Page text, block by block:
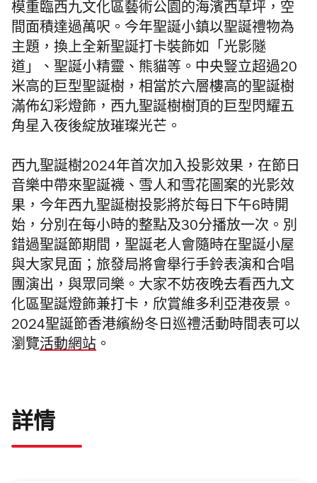
模重臨西九文化區藝術公園的海濱西草坪，空
間面積達過萬呎。今年聖誕小鎮以聖誕禮物為
主題， 換上全新聖誕打卡裝飾如「光影隧
道」、聖誕小精靈、熊貓等。 中央豎立超過20
米高的巨型聖誕樹，相當於六層樓高的聖誕樹
滿佈幻彩燈飾，西九聖誕樹樹頂的巨型閃耀五
角星入夜後綻放璀璨光芒。
西九聖誕樹2024年首次加入投影效果，在節日
音樂中帶來聖誕襪、雪人和雪花圖案的光影效
果，今年西九聖誕樹投影將於每日下午6時開
始，分別在每小時的整點及30分播放一次。別
錯過聖誕節期間，聖誕老人會隨時在聖誕小屋
與大家見面；旅發局將會舉行手鈴表演和合唱
團演出，與眾同樂。大家不妨夜晚去看西九文
化區聖誕燈飾兼打卡，欣賞維多利亞港夜景。
2024聖誕節香港繽紛冬日巡禮活動時間表可以
瀏覽活動網站 。
詳情